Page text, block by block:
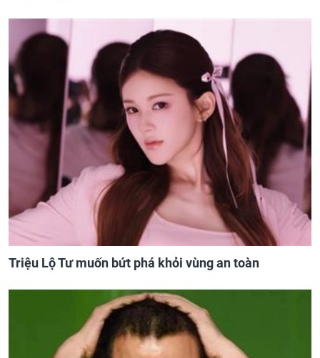
Triệu Lộ Tư muốn bứt phá khỏi vùng an toàn